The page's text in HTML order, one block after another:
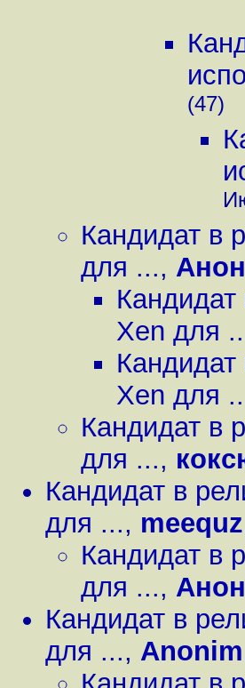
(47)
Кандидат в
для ...,
Xen для
Xen для
Кандидат в
для ...,
Кандидат в
для ..., meequz
Кандидат в
для ...,
Кандидат в
для ..., Anonim